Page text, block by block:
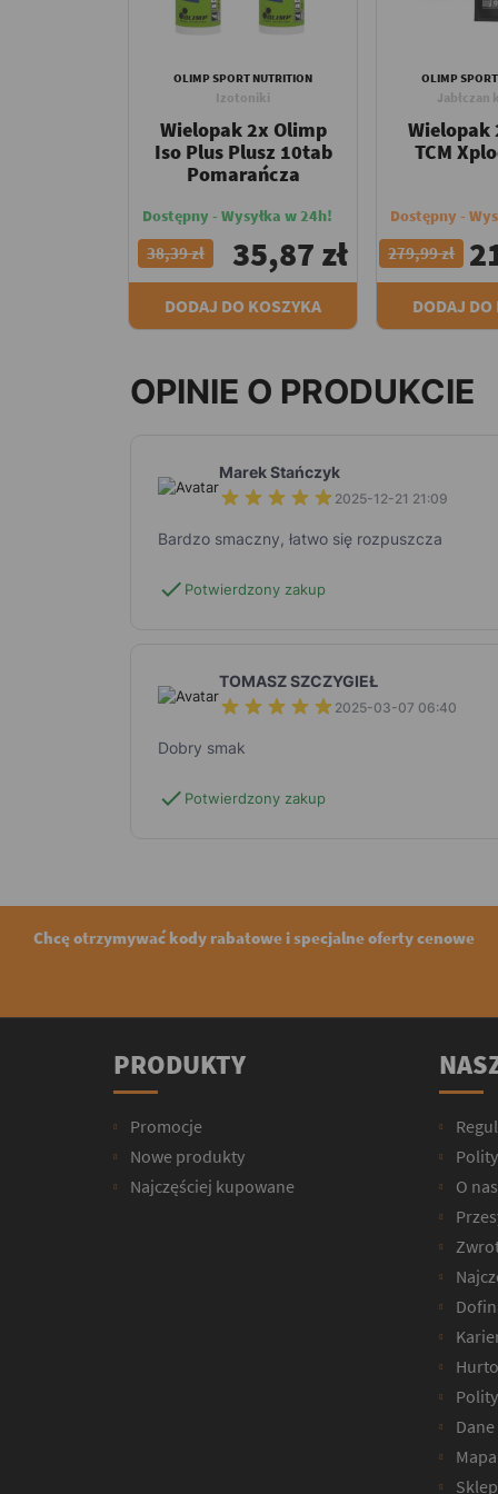
OLIMP SPORT NUTRITION
Izotoniki
Wielopak 2x Olimp
Iso Plus Plusz 10tab
Pomarańcza
Dostępny - Wysyłka w 24h!
38,39 zł 35,87 zł
DODAJ DO KOSZYKA
OLIMP
Jabłczan
Wielopak
TCM
Dostępny -
279,99 zł
DODAJ DO
OPINIE O PRODUKCIE
Marek Stańczyk
2025-12-21 21:09
Bardzo smaczny, łatwo się rozpuszcza
check Potwierdzony zakup
TOMASZ SZCZYGIEŁ
2025-03-07 06:40
Dobry smak
check Potwierdzony zakup
Chcę otrzymywać kody rabatowe i specjalne oferty cenowe
PRODUKTY
Promocje
Nowe produkty
Najczęściej kupowane
O nas